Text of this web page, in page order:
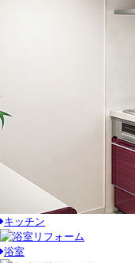
キッチン
浴室